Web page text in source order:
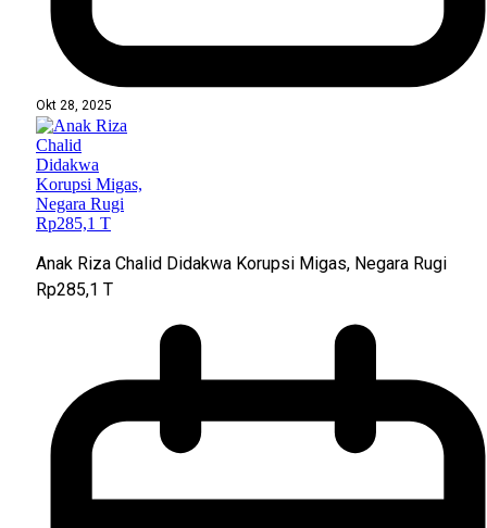
Okt 28, 2025
Anak Riza Chalid Didakwa Korupsi Migas, Negara Rugi
Rp285,1 T